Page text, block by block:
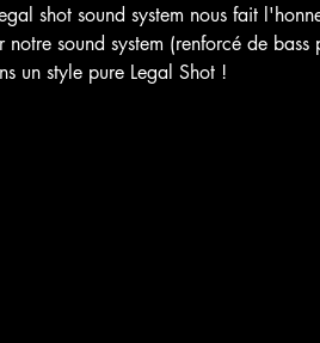
shot sound system nous fait
notre sound system (renforcé de
un style pure Legal Shot !